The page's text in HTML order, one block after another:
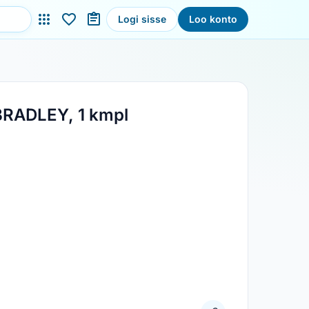
Logi sisse Loo konto
1 kmpl